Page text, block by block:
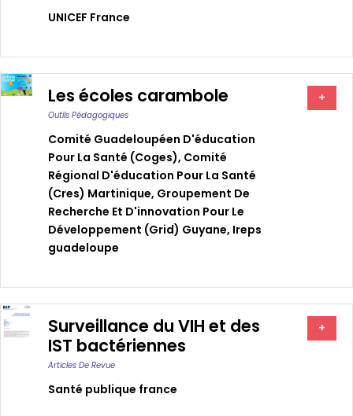
UNICEF France
Les écoles carambole
Outils Pédagogiques
Comité Guadeloupéen D'éducation
Pour La Santé (coges), Comité
Régional D'éducation Pour La Santé
(cres) Martinique, Groupement De
Recherche Et D'innovation Pour Le
Développement (grid) Guyane, Ireps
guadeloupe
+
Surveillance du VIH et des
IST bactériennes
Articles De Revue
Santé publique france
+